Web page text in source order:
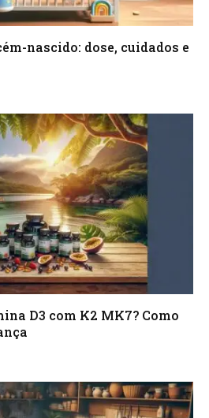
nascido: dose, cuidados e
D3 com K2 MK7? Como